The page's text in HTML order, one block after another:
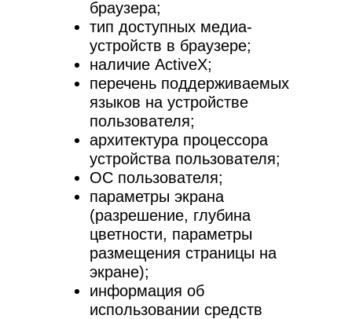
браузера;
тип доступных медиа-
устройств в браузере;
наличие ActiveX;
перечень поддерживаемых
языков на устройстве
пользователя;
архитектура процессора
устройства пользователя;
ОС пользователя;
параметры экрана
(разрешение, глубина
цветности, параметры
размещения страницы на
экране);
информация об
использовании средств